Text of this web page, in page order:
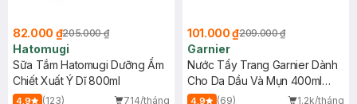
82.000 ₫205.000 ₫
Hatomugi
Sữa Tắm Hatomugi Dưỡng Ẩm
Chiết Xuất Ý Dĩ 800ml
4.9 (123)
714/tháng
101.000 ₫209.000 ₫
Garnier
Nước Tẩy Trang Garnier Dành
Cho Da Dầu Và Mụn 400ml
(Mới)
4.9 (69)
1.2k/tháng